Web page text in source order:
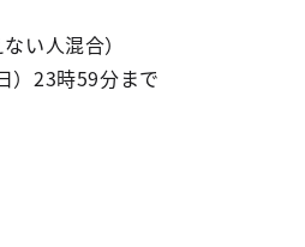
い人混合）
）23時59分まで